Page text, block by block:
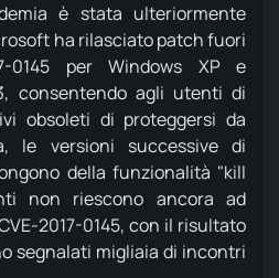
è stata ulteriormente
ha rilasciato patch fuori
0145 per Windows XP e
consentendo agli utenti di
obsoleti di proteggersi da
le versioni successive di
della funzionalità "kill
non riescono ancora ad
2017-0145, con il risultato
segnalati migliaia di incontri